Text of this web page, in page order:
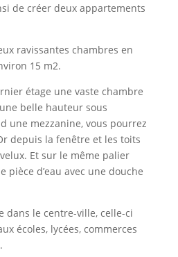
de créer deux appartements
ravissantes chambres en
15 m2.
étage une vaste chambre
belle hauteur sous
une mezzanine, vous pourrez
depuis la fenêtre et les toits
Et sur le même palier
pièce d’eau avec une douche
dans le centre-ville, celle-ci
écoles, lycées, commerces